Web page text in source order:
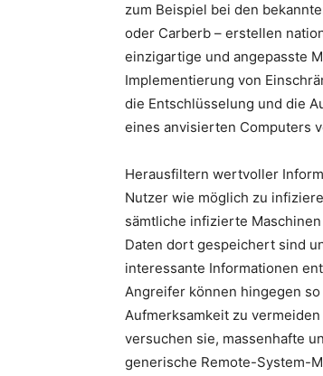
zum Beispiel bei den
oder Carberb – erstellen
einzigartige und angepasste
Implementierung von
die Entschlüsselung und die
eines anvisierten Computers
Herausfiltern wertvoller
Nutzer wie möglich zu
sämtliche infizierte
Daten dort gespeichert sind
interessante Informationen
Angreifer können hingegen
Aufmerksamkeit zu
versuchen sie, massenhafte
generische Remote-System-